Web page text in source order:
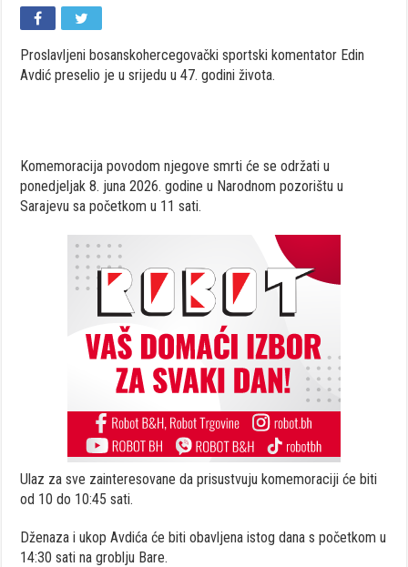
Proslavljeni bosanskohercegovački sportski komentator Edin
Avdić preselio je u srijedu u 47. godini života.
Komemoracija povodom njegove smrti će se održati u
ponedjeljak 8. juna 2026. godine u Narodnom pozorištu u
Sarajevu sa početkom u 11 sati.
Ulaz za sve zainteresovane da prisustvuju komemoraciji će biti
od 10 do 10:45 sati.
Dženaza i ukop Avdića će biti obavljena istog dana s početkom u
14:30 sati na groblju Bare.